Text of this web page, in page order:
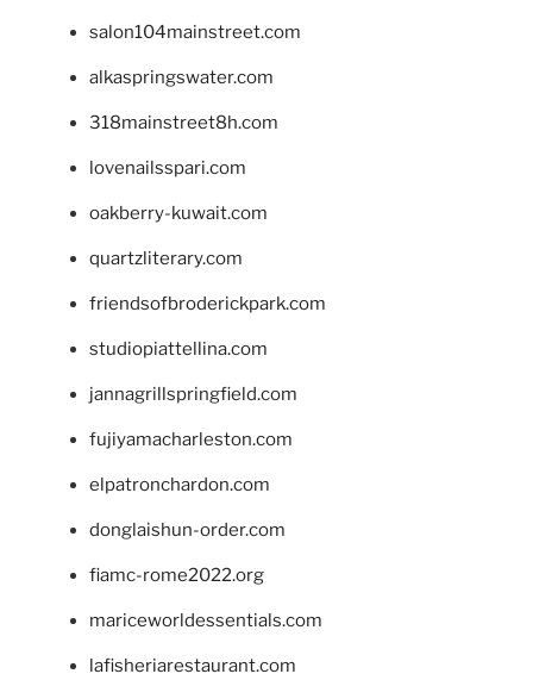
salon104mainstreet.com
alkaspringswater.com
318mainstreet8h.com
lovenailsspari.com
oakberry-kuwait.com
quartzliterary.com
friendsofbroderickpark.com
studiopiattellina.com
jannagrillspringfield.com
fujiyamacharleston.com
elpatronchardon.com
donglaishun-order.com
fiamc-rome2022.org
mariceworldessentials.com
lafisheriarestaurant.com